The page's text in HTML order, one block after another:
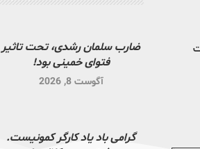
ضارب سلمان رشدی، تحت تاثیر
فتوای خمینی بود!
آگوست 8, 2026
گرامی باد یاد کارگر کمونیست.